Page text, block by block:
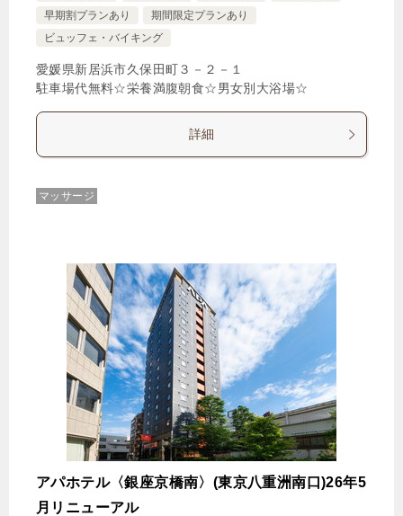
早期割プランあり
期間限定プランあり
ビュッフェ・バイキング
愛媛県新居浜市久保田町３－２－１
駐車場代無料☆栄養満腹朝食☆男女別大浴場☆
詳細
マッサージ
アパホテル〈銀座京橋南〉(東京八重洲南口)26年5
月リニューアル